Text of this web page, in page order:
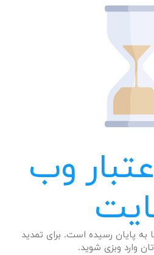
وب
پایان رسیده است. برای تمدید
وارد وبزی شوید.